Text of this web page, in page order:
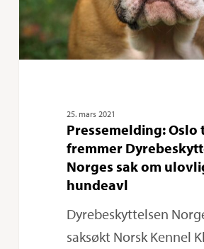
sak
om
ulovlig
25. mars 2021
Pressemelding:
fremmer
Norges sak om
hundeavl
Dyrebeskyttelsen
saksøkt Norsk Kennel